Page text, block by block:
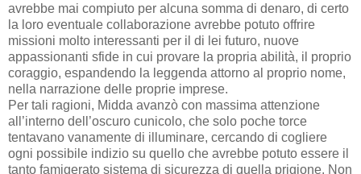
avrebbe mai compiuto per alcuna somma di denaro, di certo
la loro eventuale collaborazione avrebbe potuto offrire
missioni molto interessanti per il di lei futuro, nuove
appassionanti sfide in cui provare la propria abilità, il proprio
coraggio, espandendo la leggenda attorno al proprio nome,
nella narrazione delle proprie imprese.
Per tali ragioni, Midda avanzò con massima attenzione
all’interno dell’oscuro cunicolo, che solo poche torce
tentavano vanamente di illuminare, cercando di cogliere
ogni possibile indizio su quello che avrebbe potuto essere il
tanto famigerato sistema di sicurezza di quella prigione. Non